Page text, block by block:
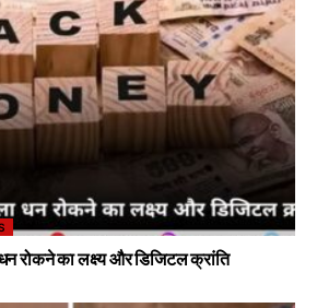
रोकने का लक्ष्य और डिजिटल क्रांति